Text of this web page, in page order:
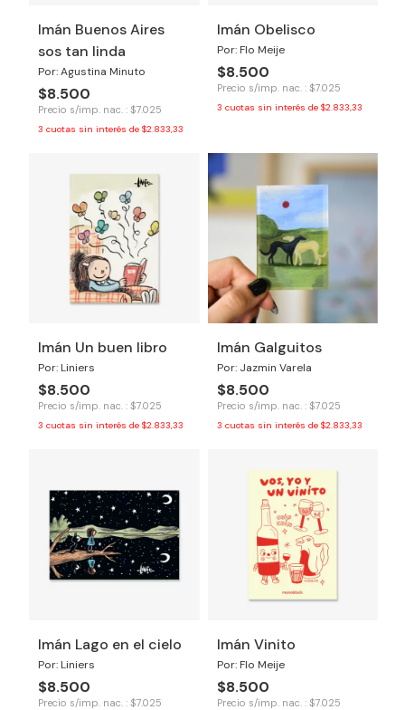
Imán Buenos Aires
sos tan linda
Por: Agustina Minuto
$8.500
Precio s/imp. nac. : $7.025
3 cuotas sin interés de $2.833,33
Imán Obelisco
Por: Flo Meije
$8.500
Precio s/imp. nac. : $7.025
3 cuotas sin interés de $2.833,33
Imán Un buen libro
Por: Liniers
$8.500
Precio s/imp. nac. : $7.025
3 cuotas sin interés de $2.833,33
Imán Galguitos
Por: Jazmin Varela
$8.500
Precio s/imp. nac. : $7.025
3 cuotas sin interés de $2.833,33
Imán Lago en el cielo
Por: Liniers
$8.500
Precio s/imp. nac. : $7.025
Imán Vinito
Por: Flo Meije
$8.500
Precio s/imp. nac. : $7.025